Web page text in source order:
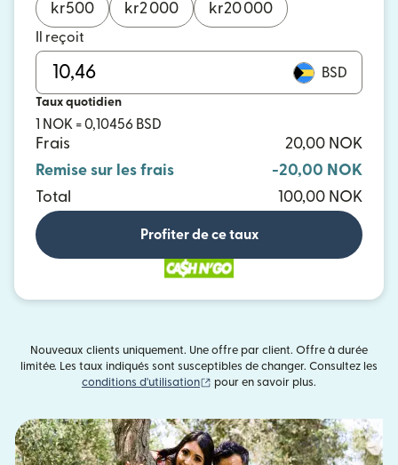
kr500 kr2 000 kr20 000
Il reçoit
BSD
Taux quotidien
1 NOK = 0,10456 BSD
Frais
20,00 NOK
Remise sur les frais
-20,00 NOK
Total
100,00 NOK
Profiter de ce taux
Nouveaux clients uniquement. Une offre par client. Offre à durée
limitée. Les taux indiqués sont susceptibles de changer. Consultez les
conditions d'utilisation
(s'ouvre dans une nouvelle fenêtre)
pour en savoir plus.